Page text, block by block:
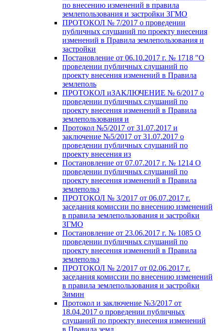
по внесению изменений в правила
землепользования и застройки ЗГМО
ПРОТОКОЛ № 7/2017 о проведении
публичных слушаний по проекту внесения
изменений в Правила землепользования и
застройки
Постановление от 06.10.2017 г. № 1718 "О
проведении публичных слушаний по
проекту внесения изменений в Правила
землеполь
ПРОТОКОЛ иЗАКЛЮЧЕНИЕ № 6/2017 о
проведении публичных слушаний по
проекту внесения изменений в Правила
землепользования и
Протокол №5/2017 от 31.07.2017 и
заключение №5/2017 от 31.07.2017 о
проведении публичных слушаний по
проекту внесения из
Постановление от 07.07.2017 г. № 1214 О
проведении публичных слушаний по
проекту внесения изменений в Правила
землепольз
ПРОТОКОЛ № 3/2017 от 06.07.2017 г.
заседания комиссии по внесению изменений
в правила землепользования и застройки
ЗГМО
Постановление от 23.06.2017 г. № 1085 О
проведении публичных слушаний по
проекту внесения изменений в Правила
землепольз
ПРОТОКОЛ № 2/2017 от 02.06.2017 г.
заседания комиссии по внесению изменений
в правила землепользования и застройки
Зимин
Протокол и заключение №3/2017 от
18.04.2017 о проведении публичных
слушаний по проекту внесения изменений
в Правила земл